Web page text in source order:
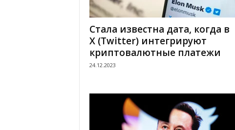
.
u
Стала известна дата, когда в
Х (Twitter) интегрируют
криптовалютные платежи
24.12.2023